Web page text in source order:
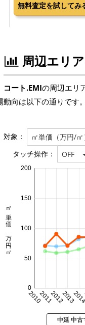
周辺エリ
コート.EMIの周辺エリ
動向は以下の通りです。
対象： ㎡単価（万円/㎡
タッチ操作： OFF
2010201120122013
0
50
100
150
200
㎡単価 万円/㎡
中延 中古